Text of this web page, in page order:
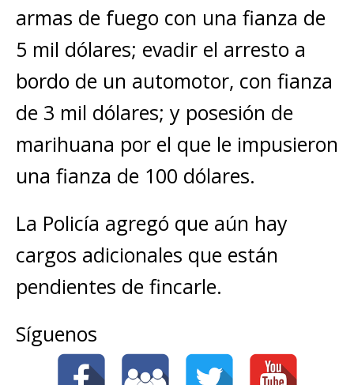
armas de fuego con una fianza de
5 mil dólares; evadir el arresto a
bordo de un automotor, con fianza
de 3 mil dólares; y posesión de
marihuana por el que le impusieron
una fianza de 100 dólares.
La Policía agregó que aún hay
cargos adicionales que están
pendientes de fincarle.
Síguenos